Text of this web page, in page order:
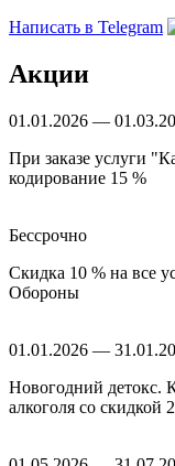
Написать в Telegram
Акции
01.01.2026 —
При заказе услуги
кодирование 15 %
Бессрочно
Скидка 10 % на все
Обороны
01.01.2026 —
Новогодний детокс.
алкоголя со скидкой